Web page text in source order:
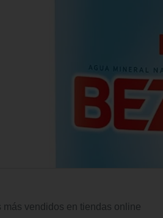
más vendidos en tiendas online